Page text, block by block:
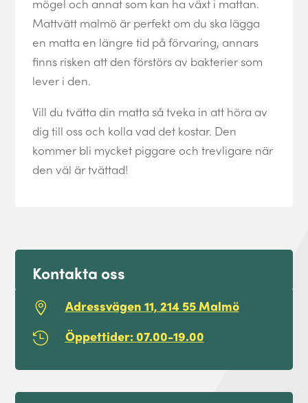
mögel och annat som kan ha växt i mattan.
Mattvätt malmö är perfekt om du ska lägga
en matta en längre tid på förvaring, annars
finns risken att den förstörs av bakterier som
lever i den.
Vill du tvätta din matta så tveka in att höra av
dig till oss och kolla vad det kostar. Den
kommer bli mycket piggare och trevligare när
den väl är tvättad!
Kontakta oss
 Adressvägen 11, 214 55 Malmö
 Öppettider: 07.00-19.00